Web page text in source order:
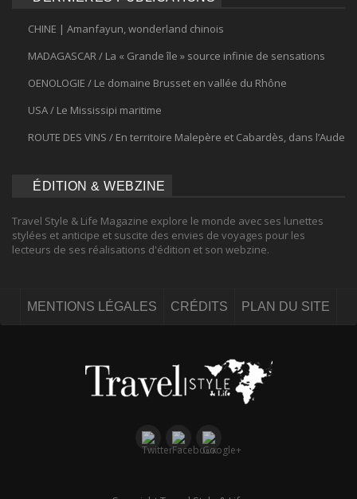
CHINE | Amanfayun, wonderland chinois
MADAGASCAR / La « Grande île » source infinie de sensations
OENOLOGIE / Le domaine Brusset en vallée du Rhône
USA / Le Mississipi maritime
ROUTE DES VINS / En territoire Malepère et Cabardès, dans l’Aude
ÉDITION & WEBZINE
Travel Style & Life Magazine explore le monde avec ses lunettes
stylées et anticipe et suscite des envies de voyages pour les
lecteurs de ses réalisations d'édition et son webzine.
MENTIONS LÉGALES CRÉDITS PLAN DU SITE